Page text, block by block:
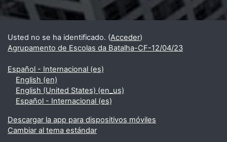
Bloques
Bloques suplementarios
Usted no se ha identificado. (Acceder)
Agrupamento de Escolas da Batalha-CF-12/04/23
Español - Internacional ‎(es)‎
English ‎(en)‎
English (United States) ‎(en_us)‎
Español - Internacional ‎(es)‎
Descargar la app para dispositivos móviles
Cambiar al tema estándar